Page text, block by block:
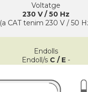
Voltatge
230 V / 50 Hz
(a CAT tenim 230 V / 50
Endolls
Endoll/s C / E -